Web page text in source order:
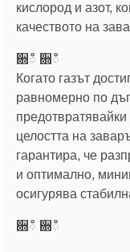
кислород и азот,
качеството на
਍ഀ ਍ഀ
Когато газът
равномерно по
целостта на
гарантира, че
и оптимално,
осигурява
਍ഀ ਍ഀ